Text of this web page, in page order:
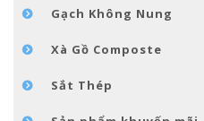
Gạch Không Nung
Xà Gồ Composte
Sắt Thép